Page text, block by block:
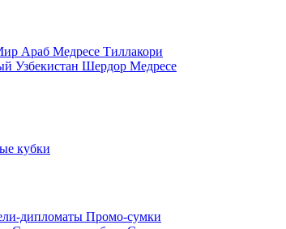
Араб Медресе Тиллакори
Узбекистан Шердор Медресе
кубки
дипломаты Промо-сумки